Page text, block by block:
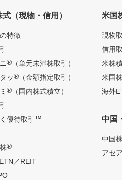
式（現物・信用）
特徴
®（単元未満株取引）
ッ®（金額指定取引）
®（国内株式積立）
優待取引 ™
®
／REIT
米国
現物
信用
米株
米国
海外
中国
中国
アセ